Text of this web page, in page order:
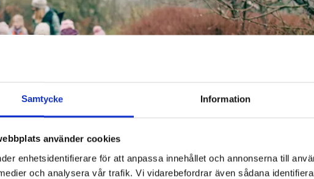
Samtycke Information
använder cookies
enhetsidentifierare för att anpassa innehållet och annonserna till
och analysera vår trafik. Vi vidarebefordrar även sådana